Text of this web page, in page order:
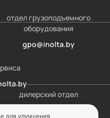
отдел грузоподъемного
оборудования
gpo@inolta.by
дилерский отдел
для улучшения